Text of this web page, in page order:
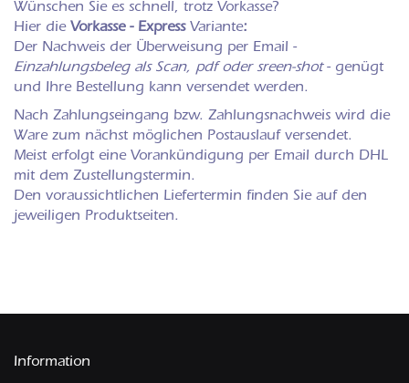
Wünschen Sie es schnell, trotz Vorkasse?
Hier die Vorkasse - Express Variante:
Der Nachweis der Überweisung per Email -
Einzahlungsbeleg als Scan, pdf oder sreen-shot- genügt
und Ihre Bestellung kann versendet werden.
Nach Zahlungseingang bzw. Zahlungsnachweis wird die
Ware zum nächst möglichen Postauslauf versendet.
Meist erfolgt eine Vorankündigung per Email durch DHL
mit dem Zustellungstermin.
Den voraussichtlichen Liefertermin finden Sie auf den
jeweiligen Produktseiten.
Information